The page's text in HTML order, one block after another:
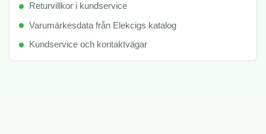
Returvillkor i kundservice
Varumärkesdata från Elekcigs katalog
Kundservice och kontaktvägar